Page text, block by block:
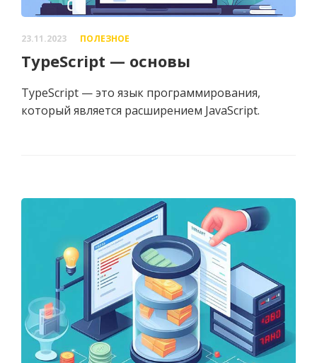
23.11.2023 ПОЛЕЗНОЕ
TypeScript — основы
TypeScript — это язык программирования,
который является расширением JavaScript.